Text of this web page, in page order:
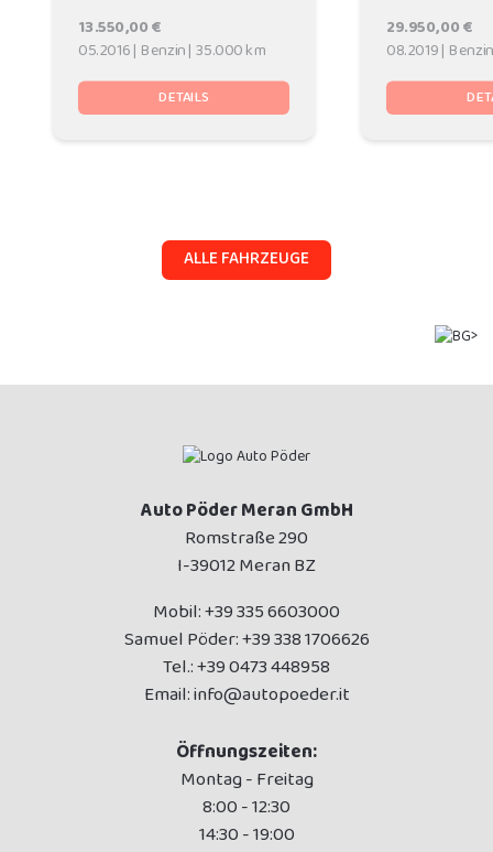
13.550,00 €
05.2016 | Benzin | 35.000 km
DETAILS
29.950,00 €
08.2019 |
ALLE FAHRZEUGE
Auto Pöder Meran GmbH
Romstraße 290
I-39012 Meran BZ
Mobil:+39 335 6603000
Samuel Pöder:+39 338 1706626
Tel.:+39 0473 448958
Email:info@autopoeder.it
Öffnungszeiten:
Montag - Freitag
8:00 - 12:30
14:30 - 19:00